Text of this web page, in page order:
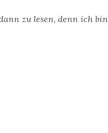
zu lesen, denn ich